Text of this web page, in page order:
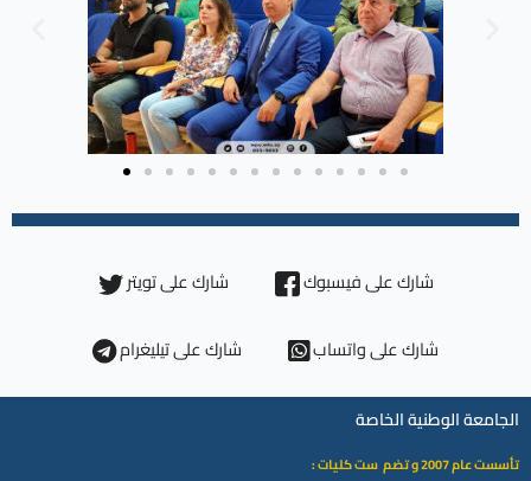
شارك على فيسبوك شارك على تويتر
شارك على واتساب شارك على تيليغرام
الجامعة الوطنية الخاصة
تأسست عام 2007 و تضم ست كليات :